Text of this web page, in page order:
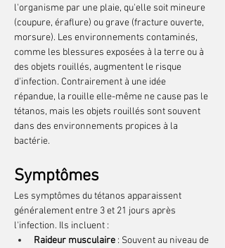
l'organisme par une plaie, qu'elle soit mineure
(coupure, éraflure) ou grave (fracture ouverte,
morsure). Les environnements contaminés,
comme les blessures exposées à la terre ou à
des objets rouillés, augmentent le risque
d'infection. Contrairement à une idée
répandue, la rouille elle-même ne cause pas le
tétanos, mais les objets rouillés sont souvent
dans des environnements propices à la
bactérie.
Symptômes
Les symptômes du tétanos apparaissent
généralement entre 3 et 21 jours après
l'infection. Ils incluent :
Raideur musculaire : Souvent au niveau de